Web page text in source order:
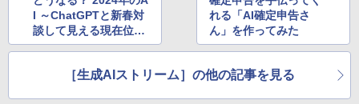
Windows版 | Minecraft (マインクラフ
ト): Java & Bedrock Edition | オンライ
ンコード版
FM TOWNS ハイパー・カタログ: 本体ハ
ードウェア・市販ソフトウェアのパーフ
ェクトリストと最新エミュレータ紹介
￥1,600
売)
￥31,980
New Amazon Kindle Scribe Colorsoft |
11インチカラーディスプレイ、64GBスト
I ～ChatGPTと新春対
談して見える現在位置
と未来
れる「AI確定申告さ
ん」を作ってみた
［生成AIストリーム］の他の記事を見る